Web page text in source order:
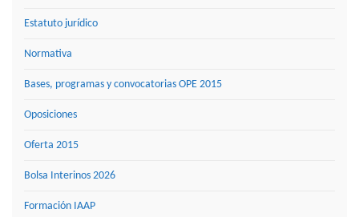
Estatuto jurídico
Normativa
Bases, programas y convocatorias OPE 2015
Oposiciones
Oferta 2015
Bolsa Interinos 2026
Formación IAAP